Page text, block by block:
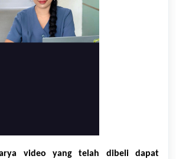
video yang telah dibeli dapat